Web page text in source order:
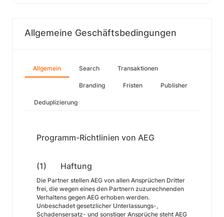
Allgemeine Geschäftsbedingungen
Allgemein Search Transaktionen
Branding Fristen Publisher
Deduplizierung
Programm-Richtlinien von AEG
(1) Haftung
Die Partner stellen AEG von allen Ansprüchen Dritter
frei, die wegen eines den Partnern zuzurechnenden
Verhaltens gegen AEG erhoben werden.
Unbeschadet gesetzlicher Unterlassungs-,
Schadensersatz- und sonstiger Ansprüche steht AEG